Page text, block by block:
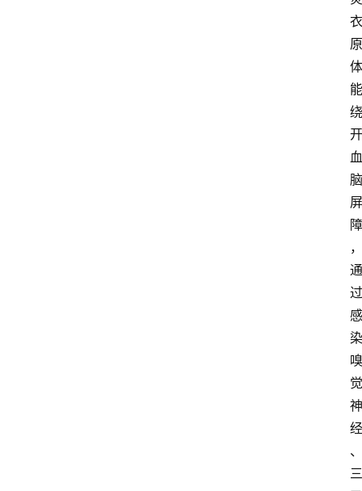
衣
原
体
能
绕
开
血
脑
屏
障
，
通
过
感
染
嗅
觉
神
经
、
三